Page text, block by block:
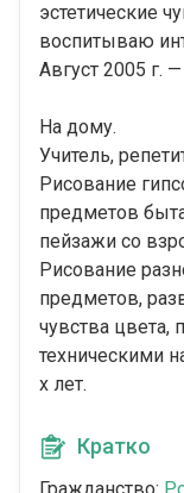
эстетические
воспитываю
Август 2005 г.
На дому.
Учитель,
Рисование
предметов
пейзажи со
Рисование
предметов,
чувства
техническими
х лет.
Кратко